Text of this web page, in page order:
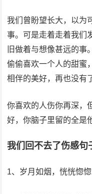
我们曾盼望长大，以为
事。可是走着走着我们
旧做着与想像甚远的
偷偷喜欢一个人的甜蜜
相伴的美好，再也没有
你喜欢的人伤你再深，
好，你脑子里留的全是
我们回不去了伤感句
1、岁月如烟，恍恍惚